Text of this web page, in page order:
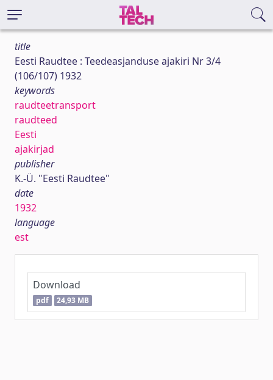
title
Eesti Raudtee : Teedeasjanduse ajakiri Nr 3/4
(106/107) 1932
keywords
raudteetransport
raudteed
Eesti
ajakirjad
publisher
K.-Ü. "Eesti Raudtee"
date
1932
language
est
Download
pdf 24,93 MB